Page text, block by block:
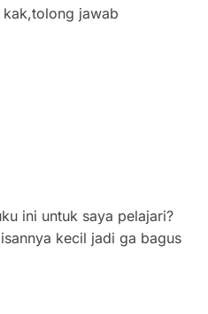
kak,tolong jawab
ini untuk saya pelajari?
kecil jadi ga bagus